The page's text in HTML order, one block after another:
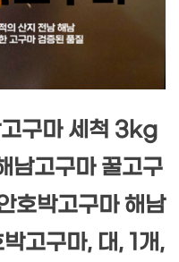
구마 세척 3kg
남고구마 꿀고구
호박고구마 해남
고구마, 대, 1개,